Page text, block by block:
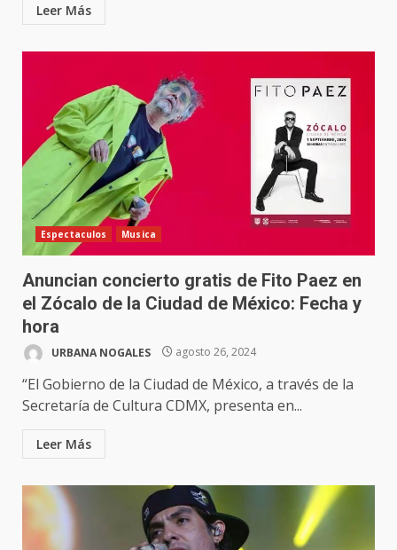
Leer Más
Espectaculos Musica
Anuncian concierto gratis de Fito Paez en
el Zócalo de la Ciudad de México: Fecha y
hora
URBANA NOGALES agosto 26, 2024
“El Gobierno de la Ciudad de México, a través de la
Secretaría de Cultura CDMX, presenta en...
Leer Más